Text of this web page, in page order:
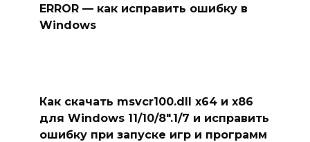
ERROR — как исправить ошибку в
Windows
Как скачать msvcr100.dll x64 и x86
для Windows 11/10/8″.1/7 и исправить
ошибку при запуске игр и программ